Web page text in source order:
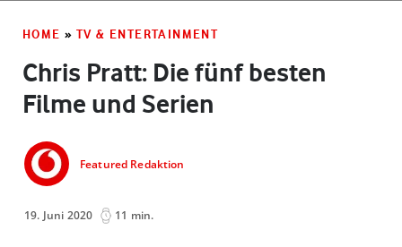
HOME » TV & ENTERTAINMENT
Chris Pratt: Die fünf besten
Filme und Serien
Featured Redaktion
19. Juni 2020 11 min.